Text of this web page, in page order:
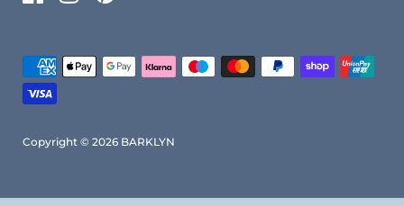
Copyright © 2026 BARKLYN